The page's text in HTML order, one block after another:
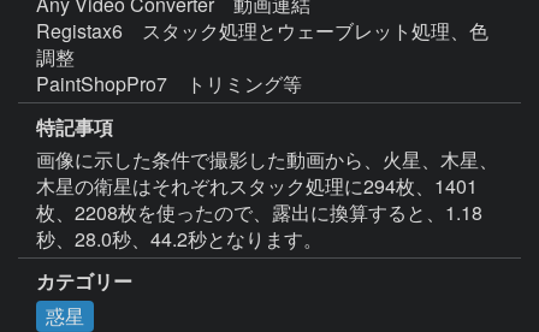
Registax6　スタック処理とウェーブレット処理、色
調整
PaintShopPro7　トリミング等
特記事項
画像に示した条件で撮影した動画から、火星、木星、
木星の衛星はそれぞれスタック処理に294枚、1401
枚、2208枚を使ったので、露出に換算すると、1.18
秒、28.0秒、44.2秒となります。
カテゴリー
惑星